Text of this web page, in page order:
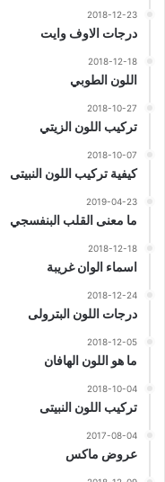
2018-12-23
درجات الاوف وايت
2018-12-18
اللون الطوبي
2018-10-27
تركيب اللون الزيتي
2018-10-07
كيفية تركيب اللون النبيتى
2019-04-23
ما معنى القلب البنفسجي
2018-12-18
اسماء الوان غريبة
2018-12-24
درجات اللون البترولى
2018-12-05
ما هو اللون الهافان
2018-10-04
تركيب اللون النبيتى
2017-08-04
عروض ماكس